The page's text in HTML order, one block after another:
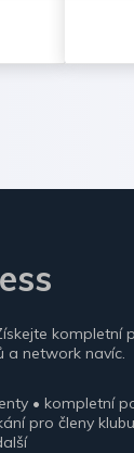
kompletní
a network navíc.
• kompletní
pro členy